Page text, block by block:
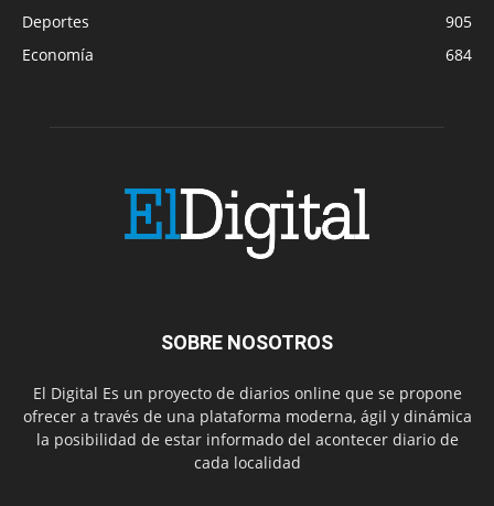
Deportes
905
Economía
684
SOBRE NOSOTROS
El Digital Es un proyecto de diarios online que se propone
ofrecer a través de una plataforma moderna, ágil y dinámica
la posibilidad de estar informado del acontecer diario de
cada localidad